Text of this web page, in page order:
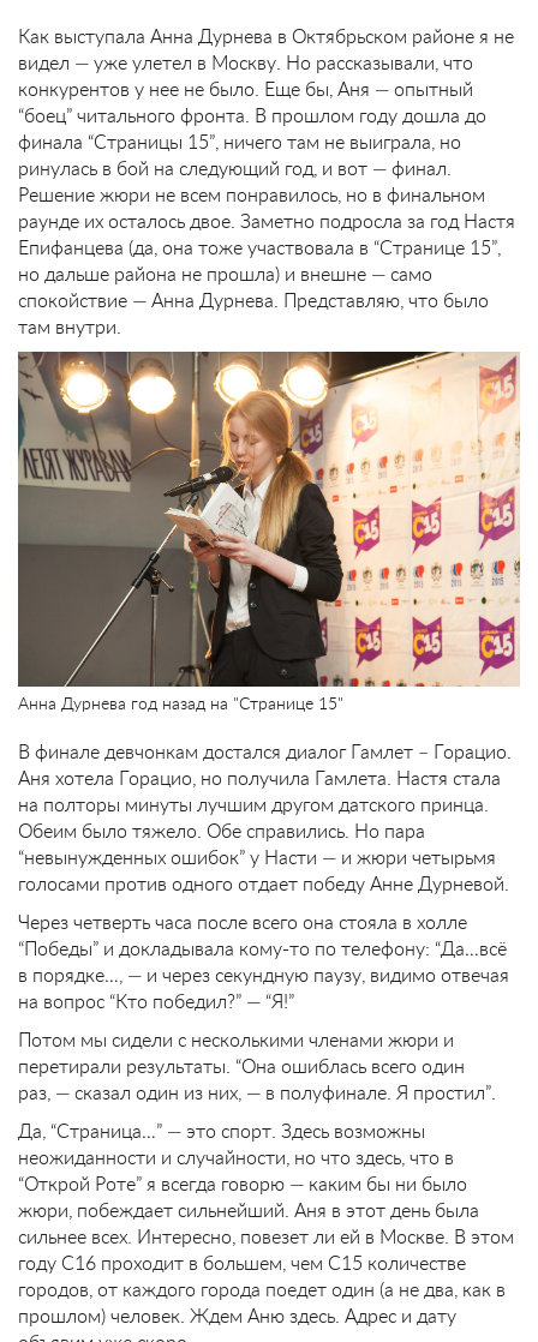
Как выступала Анна Дурнева в Октябрьском районе я не
видел — уже улетел в Москву. Но рассказывали, что
конкурентов у нее не было. Еще бы, Аня — опытный
“боец” читального фронта. В прошлом году дошла до
финала “Страницы 15”, ничего там не выиграла, но
ринулась в бой на следующий год, и вот — финал.
Решение жюри не всем понравилось, но в финальном
раунде их осталось двое. Заметно подросла за год Настя
Епифанцева (да, она тоже участвовала в “Странице 15”,
но дальше района не прошла) и внешне — само
спокойствие — Анна Дурнева. Представляю, что было
там внутри.
Анна Дурнева год назад на "Странице 15"
В финале девчонкам достался диалог Гамлет – Горацио.
Аня хотела Горацио, но получила Гамлета. Настя стала
на полторы минуты лучшим другом датского принца.
Обеим было тяжело. Обе справились. Но пара
“невынужденных ошибок” у Насти — и жюри четырьмя
голосами против одного отдает победу Анне Дурневой.
Через четверть часа после всего она стояла в холле
“Победы” и докладывала кому-то по телефону: “Да…всё
в порядке…, — и через секундную паузу, видимо отвечая
на вопрос “Кто победил?” — “Я!”
Потом мы сидели с несколькими членами жюри и
перетирали результаты. “Она ошиблась всего один
раз, — сказал один из них, — в полуфинале. Я простил”.
Да, “Страница…” — это спорт. Здесь возможны
неожиданности и случайности, но что здесь, что в
“Открой Роте” я всегда говорю — каким бы ни было
жюри, побеждает сильнейший. Аня в этот день была
сильнее всех. Интересно, повезет ли ей в Москве. В этом
году С16 проходит в большем, чем С15 количестве
городов, от каждого города поедет один (а не два, как в
прошлом) человек. Ждем Аню здесь. Адрес и дату